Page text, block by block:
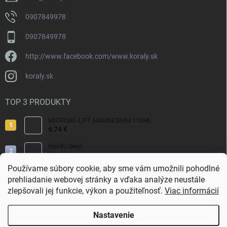
Používame súbory cookie, aby sme vám umožnili pohodlné
prehliadanie webovej stránky a vďaka analýze neustále
zlepšovali jej funkcie, výkon a použiteľnosť. Viac informácií
Nastavenie
0907849978
0907849978
http://www.facebook.com/www.koraly.sk
koraly.sk
TOP 3 PRODUKTY
MICROBE-LIFT MAGNESIUM 118ML
6,74 €
lepidlo Grey
7,70 €
Reef Salt 2kg Bag.
9,80 €